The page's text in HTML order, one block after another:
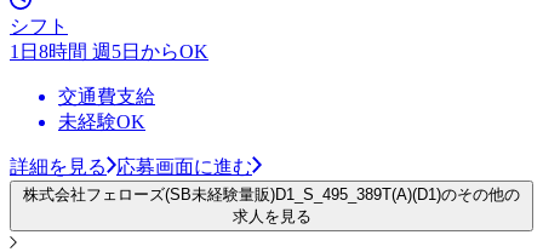
シフト
1日8時間 週5日からOK
交通費支給
未経験OK
詳細を見る 応募画面に進む
株式会社フェローズ(SB未経験量販)D1_S_495_389T(A)(D1)のその他の
求人を見る